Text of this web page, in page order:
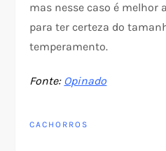
mas nesse caso é melhor
para ter certeza do
temperamento.
Fonte: Opinado
CACHORROS